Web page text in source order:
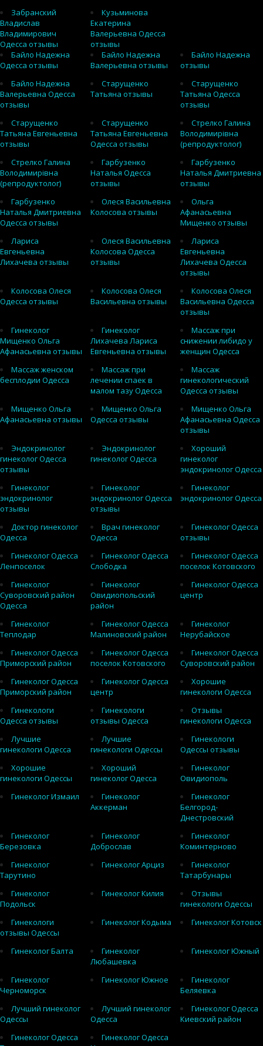
Забранский
Владислав
Владимирович
Одесса отзывы
Кузьминова
Екатерина
Валерьевна Одесса
отзывы
Байло Надежна
Одесса отзывы
Байло Надежна
Валерьевна отзывы
Байло Надежна
отзывы
Байло Надежна
Валерьевна Одесса
отзывы
Старущенко
Татьяна отзывы
Старущенко
Татьяна Одесса
отзывы
Старущенко
Татьяна Евгеньевна
отзывы
Старущенко
Татьяна Евгеньевна
Одесса отзывы
Стрелко Галина
Володимирівна
(репродуктолог)
Стрелко Галина
Володимирівна
(репродуктолог)
Гарбузенко
Наталья Одесса
отзывы
Гарбузенко
Наталья Дмитриевна
отзывы
Гарбузенко
Наталья Дмитриевна
Одесса отзывы
Олеся Васильевна
Колосова отзывы
Ольга
Афанасьевна
Мищенко отзывы
Лариса
Евгеньевна
Лихачева отзывы
Олеся Васильевна
Колосова Одесса
отзывы
Лариса
Евгеньевна
Лихачева Одесса
отзывы
Колосова Олеся
Одесса отзывы
Колосова Олеся
Васильевна отзывы
Колосова Олеся
Васильевна Одесса
отзывы
Гинеколог
Мищенко Ольга
Афанасьевна отзывы
Гинеколог
Лихачева Лариса
Евгеньевна отзывы
Массаж при
снижении либидо у
женщин Одесса
Массаж женском
бесплодии Одесса
Массаж при
лечении спаек в
малом тазу Одесса
Массаж
гинекологический
Одесса отзывы
Мищенко Ольга
Афанасьевна отзывы
Мищенко Ольга
Одесса отзывы
Мищенко Ольга
Афанасьевна Одесса
отзывы
Эндокринолог
гинеколог Одесса
отзывы
Эндокринолог
гинеколог Одесса
Хороший
гинеколог
эндокринолог Одесса
Гинеколог
эндокринолог
отзывы
Гинеколог
эндокринолог Одесса
отзывы
Гинеколог
эндокринолог Одесса
Доктор гинеколог
Одесса
Врач гинеколог
Одесса
Гинеколог Одесса
отзывы
Гинеколог Одесса
Ленпоселок
Гинеколог Одесса
Слободка
Гинеколог Одесса
поселок Котовского
Гинеколог
Суворовский район
Одесса
Гинеколог
Овидиопольский
район
Гинеколог Одесса
центр
Гинеколог
Теплодар
Гинеколог Одесса
Малиновский район
Гинеколог
Нерубайское
Гинеколог Одесса
Приморский район
Гинеколог Одесса
поселок Котовского
Гинеколог Одесса
Суворовский район
Гинеколог Одесса
Приморский район
Гинеколог Одесса
центр
Хорошие
гинекологи Одесса
Гинекологи
Одесса отзывы
Гинекологи
отзывы Одесса
Отзывы
гинекологи Одесса
Лучшие
гинекологи Одесса
Лучшие
гинекологи Одессы
Гинекологи
Одессы отзывы
Хорошие
гинекологи Одессы
Хороший
гинеколог Одесса
Гинеколог
Овидиополь
Гинеколог Измаил
Гинеколог
Аккерман
Гинеколог
Белгород-
Днестровский
Гинеколог
Березовка
Гинеколог
Доброслав
Гинеколог
Коминтерново
Гинеколог
Тарутино
Гинеколог Арциз
Гинеколог
Татарбунары
Гинеколог
Подольск
Гинеколог Килия
Отзывы
гинекологи Одессы
Гинекологи
отзывы Одессы
Гинеколог Кодыма Гинеколог Котовск
Гинеколог Балта
Гинеколог
Любашевка
Гинеколог Южный
Гинеколог
Черноморск
Гинеколог Южное
Гинеколог
Беляевка
Лучший гинеколог
Одессы
Лучший гинеколог
Одесса
Гинеколог Одесса
Киевский район
Гинеколог Одесса
Гинеколог Одесса